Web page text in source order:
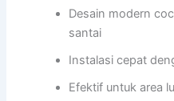
Desain modern
santai
Instalasi cepat
Efektif untuk area